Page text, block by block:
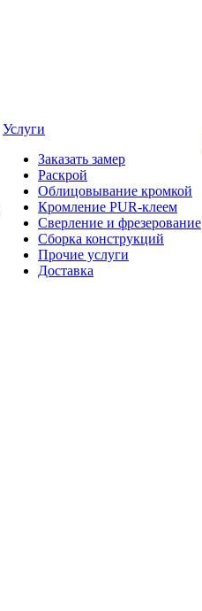
Услуги
Заказать замер
Раскрой
Облицовывание кромкой
Кромление PUR-клеем
Сверление и фрезерование
Сборка конструкций
Прочие услуги
Доставка